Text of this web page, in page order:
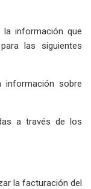
la información que
las siguientes
sobre
a través de los
la facturación del